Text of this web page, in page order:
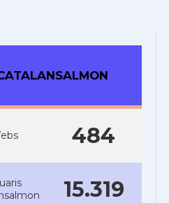
484
15.319